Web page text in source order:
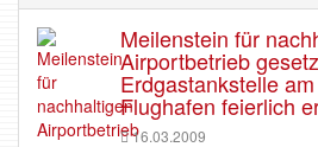
Meilenstein für
Airportbetrieb
Erdgastankstelle
Flughafen feierlich
16.03.2009